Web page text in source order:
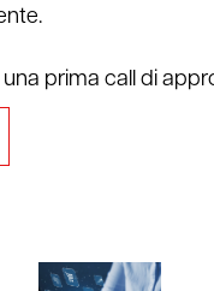
prima call di